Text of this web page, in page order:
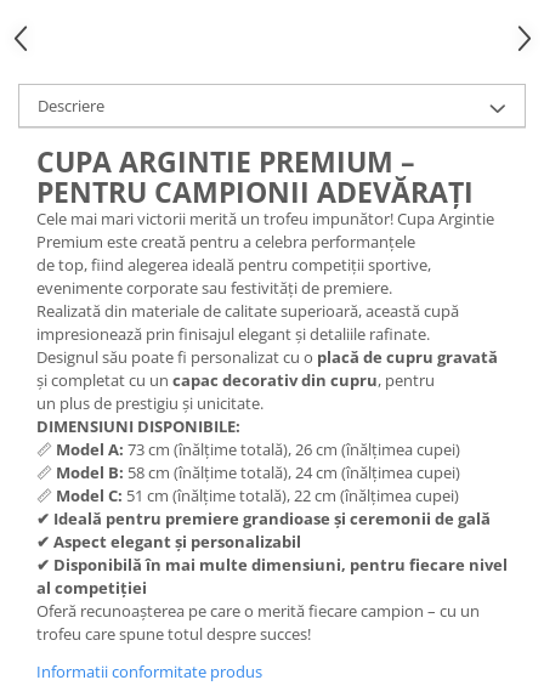
Trofee Rasina
Trofee Sticla
Personalizari Trofee
Cutii de Prezentare , Mape
Trofeu Plastic
Figurine
Figurine Rasina
Figurine Plastic
Accesorii Figurine
OUTLET
Cupe Outlet
Medalii Outlet
Trofee Outlet
Figurine Outlet
Personalizari
Trofee Personalizate
Descriere
CUPA ARGINTIE PREMIUM –
PENTRU CAMPIONII ADEVĂRAȚI
Cele mai mari victorii merită un trofeu impunător! Cupa Argintie
Premium este creată pentru a celebra performanțele
de top, fiind alegerea ideală pentru competiții sportive,
evenimente corporate sau festivități de premiere.
Realizată din materiale de calitate superioară, această cupă
impresionează prin finisajul elegant și detaliile rafinate.
Designul său poate fi personalizat cu o placă de cupru gravată
și completat cu un capac decorativ din cupru, pentru
un plus de prestigiu și unicitate.
DIMENSIUNI DISPONIBILE:
📏 Model A: 73 cm (înălțime totală), 26 cm (înălțimea cupei)
📏 Model B: 58 cm (înălțime totală), 24 cm (înălțimea cupei)
📏 Model C: 51 cm (înălțime totală), 22 cm (înălțimea cupei)
✔ Ideală pentru premiere grandioase și ceremonii de gală
✔ Aspect elegant și personalizabil
✔ Disponibilă în mai multe dimensiuni, pentru fiecare nivel
al competiției
Oferă recunoașterea pe care o merită fiecare campion – cu un
trofeu care spune totul despre succes!
Informatii conformitate produs